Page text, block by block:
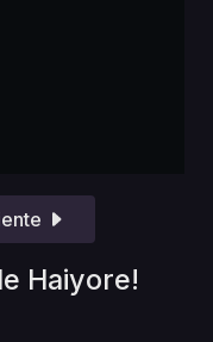
Haiyore!